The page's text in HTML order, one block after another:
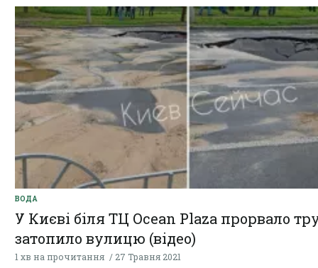
ВОДА
У Києві біля ТЦ Ocean Plaza прорвало
затопило вулицю (відео)
1 хв на прочитання 27 Травня 2021